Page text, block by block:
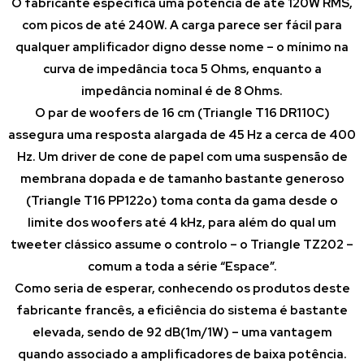
O fabricante especifica uma potência de até 120W RMS,
com picos de até 240W. A carga parece ser fácil para
qualquer amplificador digno desse nome – o mínimo na
curva de impedância toca 5 Ohms, enquanto a
impedância nominal é de 8 Ohms.
O par de woofers de 16 cm (Triangle T16 DR110C)
assegura uma resposta alargada de 45 Hz a cerca de 400
Hz. Um driver de cone de papel com uma suspensão de
membrana dopada e de tamanho bastante generoso
(Triangle T16 PP122o) toma conta da gama desde o
limite dos woofers até 4 kHz, para além do qual um
tweeter clássico assume o controlo – o Triangle TZ202 –
comum a toda a série “Espace”.
Como seria de esperar, conhecendo os produtos deste
fabricante francês, a eficiência do sistema é bastante
elevada, sendo de 92 dB(1m/1W) – uma vantagem
quando associado a amplificadores de baixa potência.